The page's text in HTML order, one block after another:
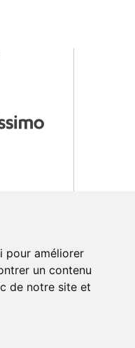
pour améliorer
un contenu
de notre site et